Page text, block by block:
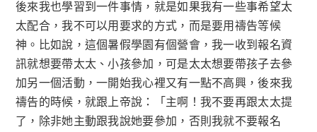
後來我也學習到一件事情，就是如果我有一些事希望太
太配合，我不可以用要求的方式，而是要用禱告等候
神。比如說，這個暑假學園有個營會，我一收到報名資
訊就想要帶太太、小孩參加，可是太太想要帶孩子去參
加另一個活動，一開始我心裡又有一點不高興，後來我
禱告的時候，就跟上帝說：「主啊！我不要再跟太太提
了，除非她主動跟我說她要參加，否則我就不要報名